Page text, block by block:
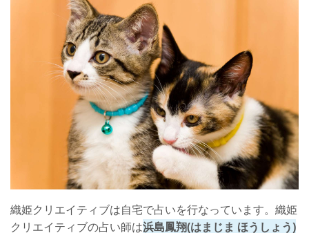
織姫クリエイティブは自宅で占いを行なっています。織姫
クリエイティブの占い師は浜島鳳翔(はまじま ほうしょう)